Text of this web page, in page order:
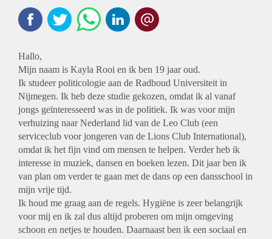
Hallo,
Mijn naam is Kayla Rooi en ik ben 19 jaar oud.
Ik studeer politicologie aan de Radboud Universiteit in
Nijmegen. Ik heb deze studie gekozen, omdat ik al vanaf
jongs geïnteresseerd was in de politiek. Ik was voor mijn
verhuizing naar Nederland lid van de Leo Club (een
serviceclub voor jongeren van de Lions Club International),
omdat ik het fijn vind om mensen te helpen. Verder heb ik
interesse in muziek, dansen en boeken lezen. Dit jaar ben ik
van plan om verder te gaan met de dans op een dansschool in
mijn vrije tijd.
Ik houd me graag aan de regels. Hygiëne is zeer belangrijk
voor mij en ik zal dus altijd proberen om mijn omgeving
schoon en netjes te houden. Daarnaast ben ik een sociaal en